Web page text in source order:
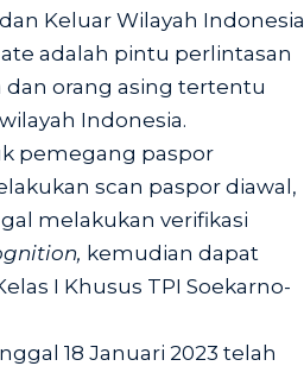
Keluar Wilayah Indonesia
adalah pintu perlintasan
dan orang asing tertentu
Indonesia.
pemegang paspor
scan paspor diawal,
melakukan verifikasi
kemudian dapat
I Khusus TPI Soekarno-
18 Januari 2023 telah